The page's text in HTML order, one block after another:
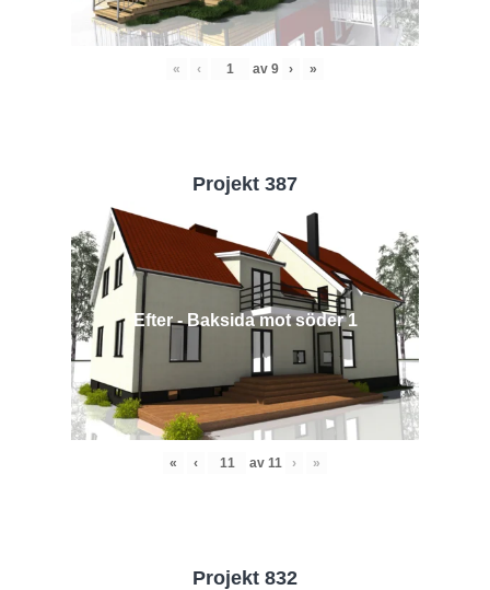
« ‹ av 9 › »
Projekt 387
Efter - Baksida mot söder 1
« ‹ av 11 › »
Projekt 832